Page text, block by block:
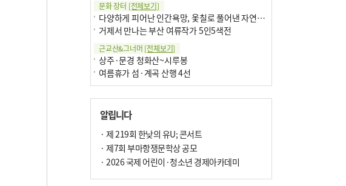
문화 장터 [전체보기]
다양하게 피어난 인간욕망, 옻칠로 풀어낸 자연의 이치
거제서 만나는 부산 여류작가 5인5색전
근교산&그너머 [전체보기]
상주·문경 청화산~시루봉
여름휴가 섬·계곡 산행 4선
알립니다
· 제 219회 한낮의 유U; 콘서트
· 제7회 부마항쟁문학상 공모
· 2026 국제 어린이·청소년 경제아카데미